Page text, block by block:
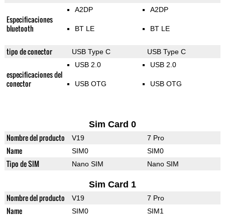
Especificaciones
bluetooth
A2DP
BT LE
A2DP
BT LE
tipo de conector USB Type C USB Type C
especificaciones del
conector
USB 2.0
USB OTG
USB 2.0
USB OTG
Sim Card 0
Nombre del producto V19 7 Pro
Name SIM0 SIM0
Tipo de SIM Nano SIM Nano SIM
Sim Card 1
Nombre del producto V19 7 Pro
Name SIM0 SIM1